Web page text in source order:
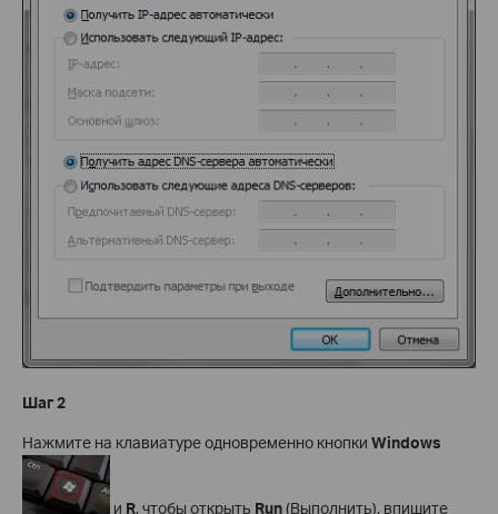
Шаг 2
Нажмите на клавиатуре одновременно кнопки Windows
и R, чтобы открыть Run(Выполнить), впишите